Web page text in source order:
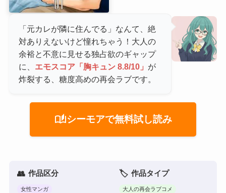
「元カレが隣に住んでる」なんて、絶
対ありえないけど憧れちゃう！大人の
余裕と不意に見せる独占欲のギャップ
に、 エモスコア「胸キュン 8.8/10」 が
炸裂する、糖度高めの再会ラブです。
auto_storiesシーモアで無料試し読み
作品区分
女性マンガ
作品タイプ
大人の再会ラブコメ